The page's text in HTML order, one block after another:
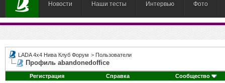
Новости Наши тесты Интервью Фото
LADA 4x4 Нива Клуб Форум > Пользователи
Профиль abandonedoffice
Регистрация Справка Сообщество